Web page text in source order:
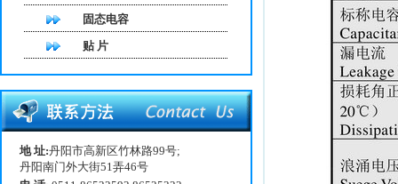
固态电容
贴 片
地 址:丹阳市高新区竹林路99号;
丹阳南门外大街51弄46号